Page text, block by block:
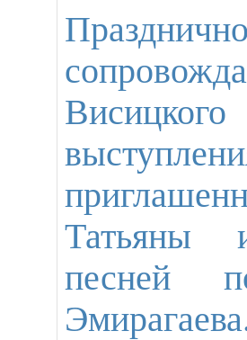
Татьяны
песней